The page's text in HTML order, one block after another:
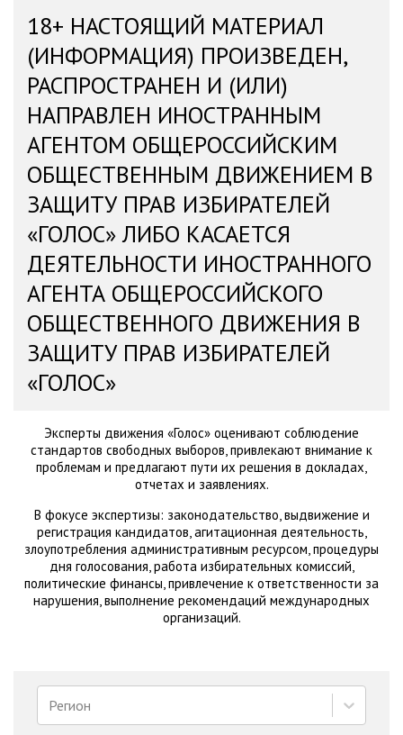
18+ НАСТОЯЩИЙ МАТЕРИАЛ
(ИНФОРМАЦИЯ) ПРОИЗВЕДЕН,
РАСПРОСТРАНЕН И (ИЛИ)
НАПРАВЛЕН ИНОСТРАННЫМ
АГЕНТОМ ОБЩЕРОССИЙСКИМ
ОБЩЕСТВЕННЫМ ДВИЖЕНИЕМ В
ЗАЩИТУ ПРАВ ИЗБИРАТЕЛЕЙ
«ГОЛОС» ЛИБО КАСАЕТСЯ
ДЕЯТЕЛЬНОСТИ ИНОСТРАННОГО
АГЕНТА ОБЩЕРОССИЙСКОГО
ОБЩЕСТВЕННОГО ДВИЖЕНИЯ В
ЗАЩИТУ ПРАВ ИЗБИРАТЕЛЕЙ
«ГОЛОС»
Эксперты движения «Голос» оценивают соблюдение
стандартов свободных выборов, привлекают внимание к
проблемам и предлагают пути их решения в докладах,
отчетах и заявлениях.
В фокусе экспертизы: законодательство, выдвижение и
регистрация кандидатов, агитационная деятельность,
злоупотребления административным ресурсом, процедуры
дня голосования, работа избирательных комиссий,
политические финансы, привлечение к ответственности за
нарушения, выполнение рекомендаций международных
организаций.
Регион